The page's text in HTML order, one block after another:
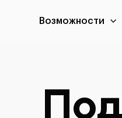
Возможности